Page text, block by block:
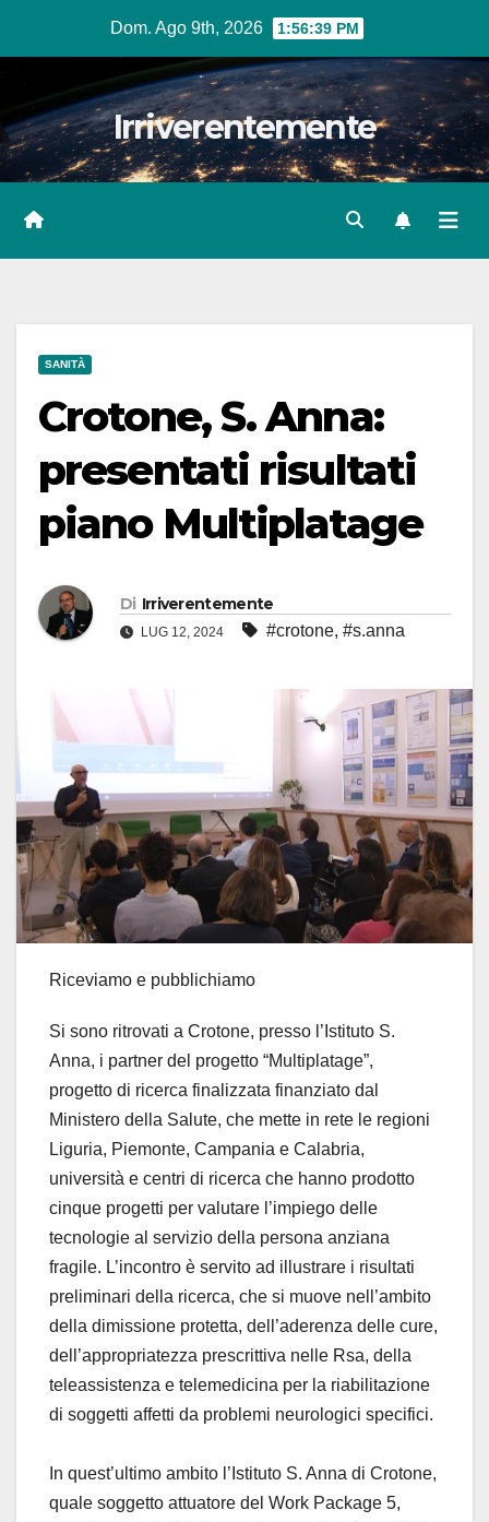
Dom. Ago 9th, 2026 1:56:40 PM
Irriverentemente
SANITÀ
Crotone, S. Anna:
presentati risultati
piano Multiplatage
Di Irriverentemente
LUG 12, 2024 #crotone, #s.anna
Riceviamo e pubblichiamo
Si sono ritrovati a Crotone, presso l’Istituto S.
Anna, i partner del progetto “Multiplatage”,
progetto di ricerca finalizzata finanziato dal
Ministero della Salute, che mette in rete le regioni
Liguria, Piemonte, Campania e Calabria,
università e centri di ricerca che hanno prodotto
cinque progetti per valutare l’impiego delle
tecnologie al servizio della persona anziana
fragile. L’incontro è servito ad illustrare i risultati
preliminari della ricerca, che si muove nell’ambito
della dimissione protetta, dell’aderenza delle cure,
dell’appropriatezza prescrittiva nelle Rsa, della
teleassistenza e telemedicina per la riabilitazione
di soggetti affetti da problemi neurologici specifici.
In quest’ultimo ambito l’Istituto S. Anna di Crotone,
quale soggetto attuatore del Work Package 5,